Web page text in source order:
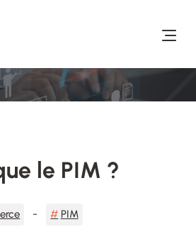
le PIM ?
PIM